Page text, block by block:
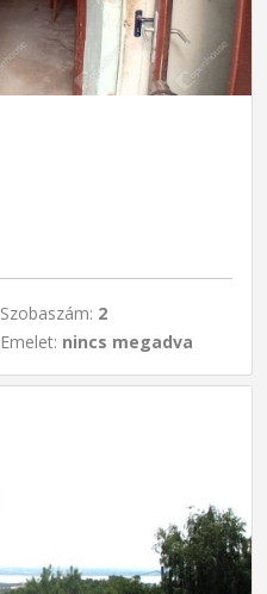
Szobaszám: 2
Emelet: nincs megadva